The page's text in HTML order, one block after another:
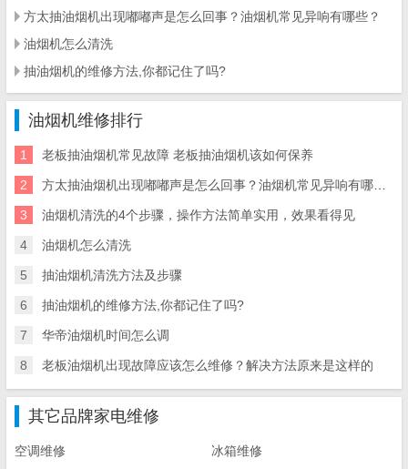
方太抽油烟机出现嘟嘟声是怎么回事？油烟机常见异响有哪些？
油烟机怎么清洗
抽油烟机的维修方法,你都记住了吗?
油烟机维修排行
1 老板抽油烟机常见故障 老板抽油烟机该如何保养
2 方太抽油烟机出现嘟嘟声是怎么回事？油烟机常见异响有哪些？
3 油烟机清洗的4个步骤，操作方法简单实用，效果看得见
4 油烟机怎么清洗
5 抽油烟机清洗方法及步骤
6 抽油烟机的维修方法,你都记住了吗?
7 华帝油烟机时间怎么调
8 老板油烟机出现故障应该怎么维修？解决方法原来是这样的
其它品牌家电维修
空调维修 冰箱维修